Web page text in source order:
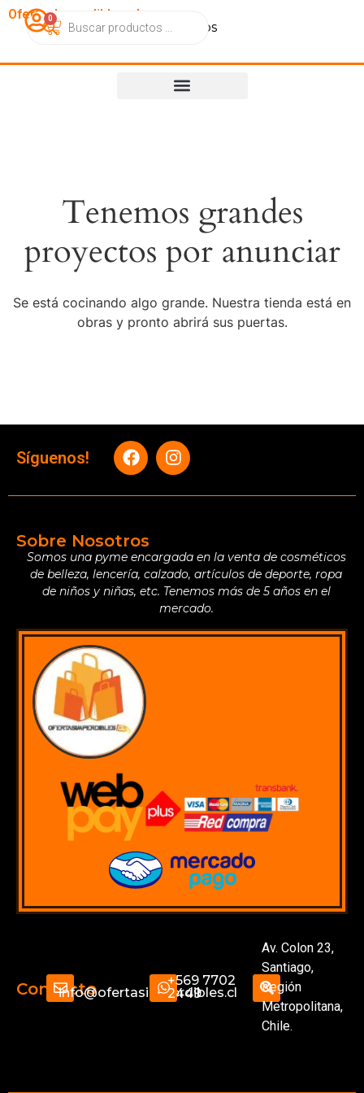
OfertasImperdibles.cl
CatálogoContactoNosotros
0
Tenemos grandes
proyectos por anunciar
Se está cocinando algo grande. Nuestra tienda está en
obras y pronto abrirá sus puertas.
Síguenos!
Sobre Nosotros
Somos una pyme encargada en la venta de cosméticos
de belleza, lencería, calzado, artículos de deporte, ropa
de niños y niñas, etc. Tenemos más de 5 años en el
mercado.
Contactoinfo@ofertasimperdibles.cl
+569 7702
2449
Av. Colon 23,
Santiago,
Región
Metropolitana,
Chile.